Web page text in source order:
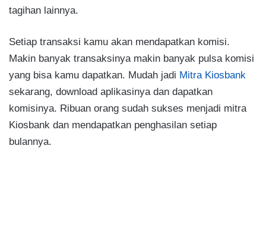
tagihan lainnya.
Setiap transaksi kamu akan mendapatkan komisi.
Makin banyak transaksinya makin banyak pulsa komisi
yang bisa kamu dapatkan. Mudah jadi Mitra Kiosbank
sekarang, download aplikasinya dan dapatkan
komisinya. Ribuan orang sudah sukses menjadi mitra
Kiosbank dan mendapatkan penghasilan setiap
bulannya.